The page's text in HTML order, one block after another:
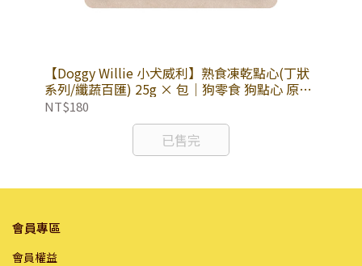
【Doggy Willie 小犬威利】熟食凍乾點心(丁狀
系列/纖蔬百匯) 25g × 包｜狗零食 狗點心 原肉
熟食凍乾 毛孩零食 寵物鮮食 寵物點心
NT$180
已售完
會員專區
會員權益